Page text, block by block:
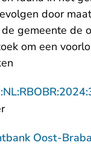
door
gemeente de
om een
Oost-